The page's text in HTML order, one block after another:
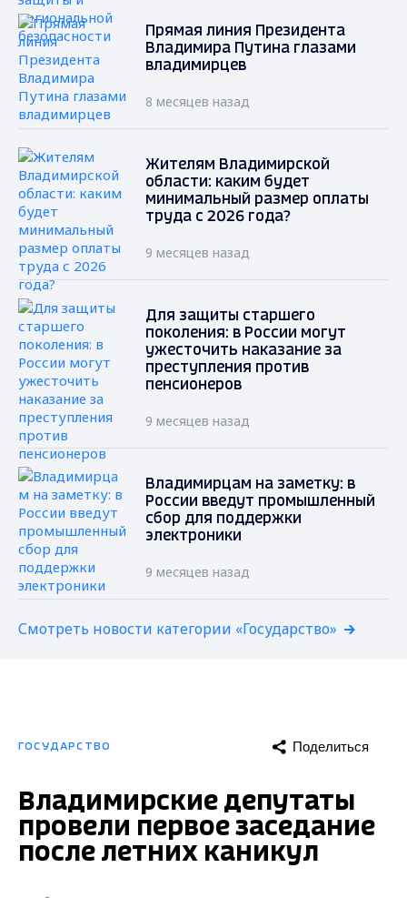
Прямая линия Президента
Владимира Путина глазами
владимирцев
8 месяцев назад
Жителям Владимирской
области: каким будет
минимальный размер оплаты
труда с 2026 года?
9 месяцев назад
Для защиты старшего
поколения: в России могут
ужесточить наказание за
преступления против
пенсионеров
9 месяцев назад
Владимирцам на заметку: в
России введут промышленный
сбор для поддержки
электроники
9 месяцев назад
Смотреть новости категории «Государство»
ГОСУДАРСТВО Поделиться
Владимирские депутаты
провели первое заседание
после летних каникул